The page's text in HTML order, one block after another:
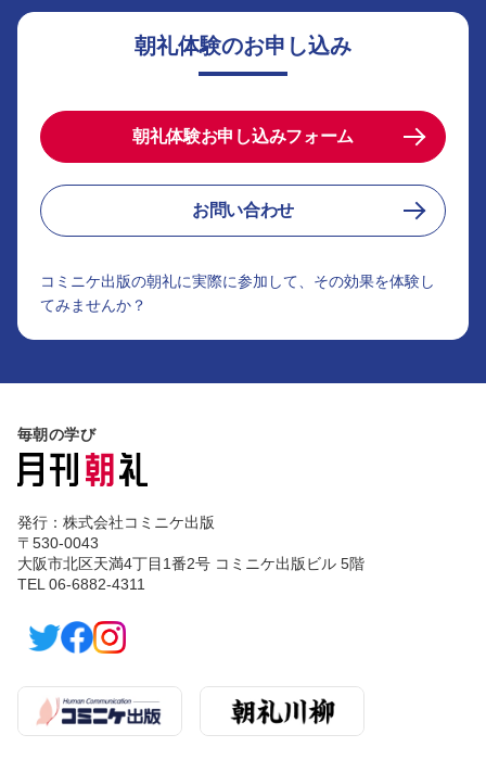
朝礼体験のお申し込み
朝礼体験お申し込みフォーム
お問い合わせ
コミニケ出版の朝礼に実際に参加して、その効果を体験し
てみませんか？
毎朝の学び
発行：株式会社コミニケ出版
〒530-0043
大阪市北区天満4丁目1番2号 コミニケ出版ビル 5階
TEL 06-6882-4311